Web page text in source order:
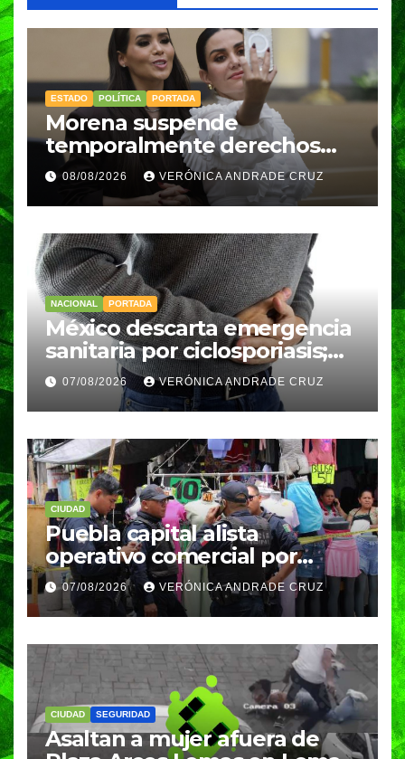
ESTADO POLÍTICA PORTADA
Morena suspende
temporalmente derechos
partidarios de Nayeli Salvatori
y Graciela Palomares
08/08/2026 VERÓNICA ANDRADE CRUZ
NACIONAL PORTADA
México descarta emergencia
sanitaria por ciclosporiasis;
reportan 33 casos en dos
meses
07/08/2026 VERÓNICA ANDRADE CRUZ
CIUDAD
Puebla capital alista
operativo comercial por
fiestas patrias y regreso a
clases
07/08/2026 VERÓNICA ANDRADE CRUZ
CIUDAD SEGURIDAD
Asaltan a mujer afuera de